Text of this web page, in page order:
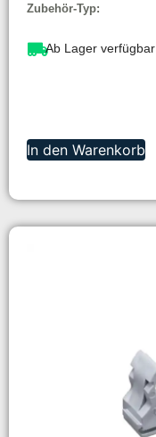
Zubehör-Typ:
Ab Lager verfügbar
In den Warenkorb